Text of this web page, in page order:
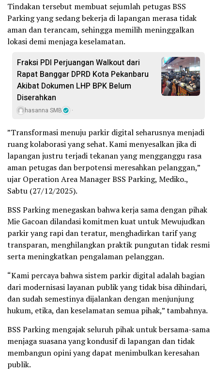
Tindakan tersebut membuat sejumlah petugas BSS
Parking yang sedang bekerja di lapangan merasa tidak
aman dan terancam, sehingga memilih meninggalkan
lokasi demi menjaga keselamatan.
Fraksi PDI Perjuangan Walkout dari
Rapat Banggar DPRD Kota Pekanbaru
Akibat Dokumen LHP BPK Belum
Diserahkan
hasanna SMB
”Transformasi menuju parkir digital seharusnya menjadi
ruang kolaborasi yang sehat. Kami menyesalkan jika di
lapangan justru terjadi tekanan yang mengganggu rasa
aman petugas dan berpotensi meresahkan pelanggan,”
ujar Operation Area Manager BSS Parking, Mediko.,
Sabtu (27/12/2025).
BSS Parking menegaskan bahwa kerja sama dengan pihak
Mie Gacoan dilandasi komitmen kuat untuk Mewujudkan
parkir yang rapi dan teratur, menghadirkan tarif yang
transparan, menghilangkan praktik pungutan tidak resmi
serta meningkatkan pengalaman pelanggan.
“Kami percaya bahwa sistem parkir digital adalah bagian
dari modernisasi layanan publik yang tidak bisa dihindari,
dan sudah semestinya dijalankan dengan menjunjung
hukum, etika, dan keselamatan semua pihak,” tambahnya.
BSS Parking mengajak seluruh pihak untuk bersama-sama
menjaga suasana yang kondusif di lapangan dan tidak
membangun opini yang dapat menimbulkan keresahan
publik.